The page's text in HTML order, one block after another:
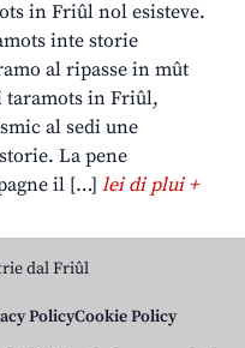
in Friûl nol esisteve.
inte storie
al ripasse in mût
taramots in Friûl,
al sedi une
La pene
il […] lei di plui +
dal Friûl
PolicyCookie Policy